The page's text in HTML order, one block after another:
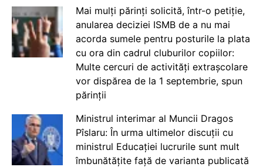
Mai mulți părinți solicită, într-o petiție,
anularea deciziei ISMB de a nu mai
acorda sumele pentru posturile la plata
cu ora din cadrul cluburilor copiilor:
Multe cercuri de activități extrașcolare
vor dispărea de la 1 septembrie, spun
părinții
Ministrul interimar al Muncii Dragos
Pîslaru: În urma ultimelor discuții cu
ministrul Educației lucrurile sunt mult
îmbunătățite față de varianta publicată